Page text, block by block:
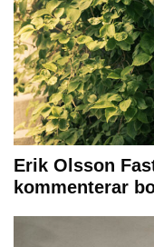
Erik Olsson
kommenterar